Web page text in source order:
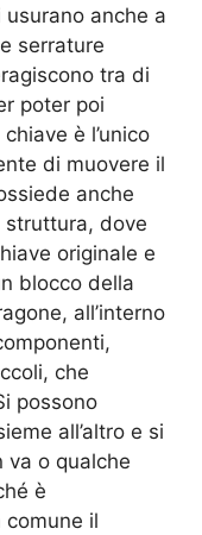
anche a
serrature
tra di
poter poi
è l’unico
di muovere il
anche
dove
originale e
blocco della
all’interno
che
possono
all’altro e si
va o qualche
è
comune il